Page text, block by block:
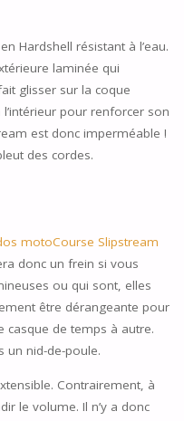
Hardshell résistant à l’eau.
laminée qui
glisser sur la coque
pour renforcer son
est donc imperméable !
des cordes.
motoCourse Slipstream
donc un frein si vous
ou qui sont, elles
être dérangeante pour
casque de temps à autre.
un nid-de-poule.
Contrairement, à
le volume. Il n’y a donc